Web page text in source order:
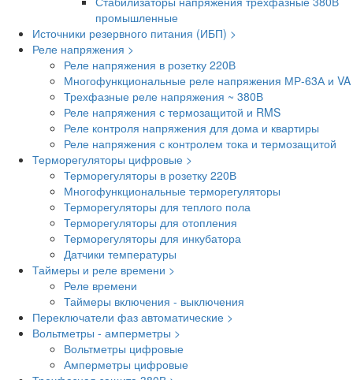
промышленные
Источники резервного питания (ИБП) >
Реле напряжения >
Реле напряжения в розетку 220В
Многофункциональные реле напряжения МР-63А и VA
Трехфазные реле напряжения ~ 380В
Реле напряжения с термозащитой и RMS
Реле контроля напряжения для дома и квартиры
Реле напряжения с контролем тока и термозащитой
Терморегуляторы цифровые >
Терморегуляторы в розетку 220В
Многофункциональные терморегуляторы
Терморегуляторы для теплого пола
Терморегуляторы для отопления
Терморегуляторы для инкубатора
Датчики температуры
Таймеры и реле времени >
Реле времени
Таймеры включения - выключения
Переключатели фаз автоматические >
Вольтметры - амперметры >
Вольтметры цифровые
Амперметры цифровые